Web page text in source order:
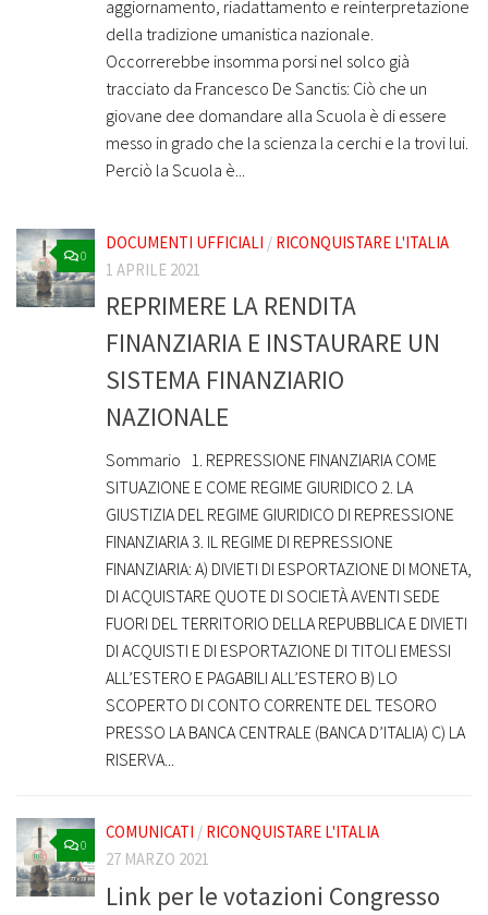
aggiornamento, riadattamento e reinterpretazione
della tradizione umanistica nazionale.
Occorrerebbe insomma porsi nel solco già
tracciato da Francesco De Sanctis: Ciò che un
giovane dee domandare alla Scuola è di essere
messo in grado che la scienza la cerchi e la trovi lui.
Perciò la Scuola è...
0
DOCUMENTI UFFICIALI / RICONQUISTARE L'ITALIA
1 APRILE 2021
REPRIMERE LA RENDITA
FINANZIARIA E INSTAURARE UN
SISTEMA FINANZIARIO
NAZIONALE
Sommario 1. REPRESSIONE FINANZIARIA COME
SITUAZIONE E COME REGIME GIURIDICO 2. LA
GIUSTIZIA DEL REGIME GIURIDICO DI REPRESSIONE
FINANZIARIA 3. IL REGIME DI REPRESSIONE
FINANZIARIA: A) DIVIETI DI ESPORTAZIONE DI MONETA,
DI ACQUISTARE QUOTE DI SOCIETÀ AVENTI SEDE
FUORI DEL TERRITORIO DELLA REPUBBLICA E DIVIETI
DI ACQUISTI E DI ESPORTAZIONE DI TITOLI EMESSI
ALL’ESTERO E PAGABILI ALL’ESTERO B) LO
SCOPERTO DI CONTO CORRENTE DEL TESORO
PRESSO LA BANCA CENTRALE (BANCA D’ITALIA) C) LA
RISERVA...
0
COMUNICATI / RICONQUISTARE L'ITALIA
27 MARZO 2021
Link per le votazioni Congresso